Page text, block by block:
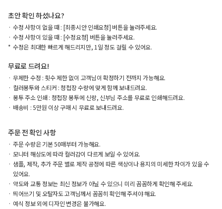
초안 확인 하셨나요?
수정 사항이 없을 때 : [최종시안 인쇄요청] 버튼을 눌러주세요.
수정 사항이 있을 때 : [수정요청] 버튼을 눌러주세요.
수정은 최대한 빠르게 해드리지만, 1일 정도 걸릴 수 있어요.
무료로 드려요!
무제한 수정 : 횟수 제한 없이 고객님이 확정하기 전까지 가능해요.
컬러봉투와 스티커 : 청첩장 수량에 맞게 함께 보내드려요.
봉투 주소 인쇄 : 청첩장 봉투에 신랑, 신부님 주소를 무료로 인쇄해드려요.
배송비 : 5만원 이상 구매 시 무료로 보내드려요.
주문 전 확인 사항
주문 수량은 기본 50매부터 가능해요.
모니터 해상도에 따라 컬러감이 다르게 보일 수 있어요.
샘플, 제작, 추가 주문 별로 제작 공정에 따른 색상이나 용지의 미세한 차이가 있을 수
있어요.
약도와 교통 정보는 최신 정보가 아닐 수 있으니 미리 꼼꼼하게 확인해 주세요.
띄어쓰기 및 오탈자도 고객님께서 꼼꼼히 확인해 주셔야 해요.
예식 정보 외에 디자인 변경은 불가해요.